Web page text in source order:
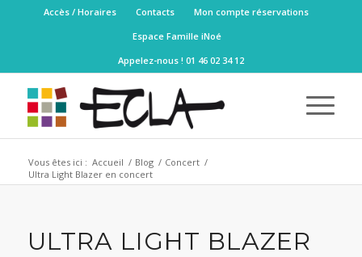
Accès / Horaires Contacts
Mon compte réservations
Espace Famille iNoé
Appelez-nous ! 01 46 02 34 12
Vous êtes ici : Accueil / Blog / Concert /
Ultra Light Blazer en concert
ULTRA LIGHT BLAZER